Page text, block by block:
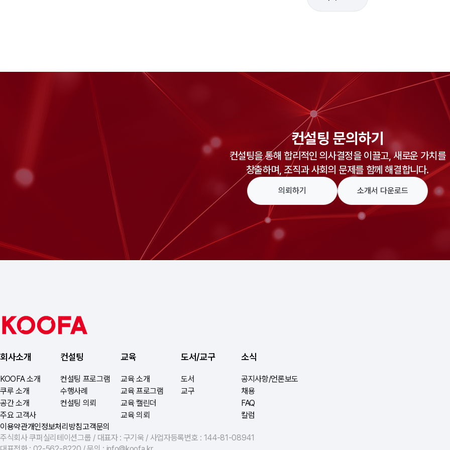
컨설팅 문의하기
컨설팅을 통해 합리적인 의사결정을 이끌고, 새로운 가치를
창출하며, 조직과 사회의 문제를 함께 해결합니다.
의뢰하기 소개서 다운로드
회사소개 컨설팅 교육 도서/교구 소식
KOOFA 소개
쿠루 소개
공간 소개
주요 고객사
컨설팅 프로그램
수행사례
컨설팅 의뢰
교육 소개
교육 프로그램
교육 캘린더
교육 의뢰
도서
교구
공지사항/언론보도
채용
FAQ
칼럼
이용약관개인정보처리방침고객문의
주식회사 쿠퍼실리테이션그룹 / 대표자 : 구기욱 / 사업자등록번호 : 144-81-08941